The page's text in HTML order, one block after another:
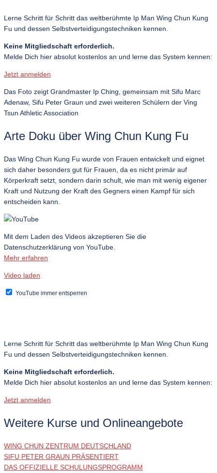
Lerne Schritt für Schritt das weltberühmte Ip Man Wing Chun Kung
Fu und dessen Selbstverteidigungstechniken kennen.
Keine Mitgliedschaft erforderlich.
Melde Dich hier absolut kostenlos an und lerne das System kennen:
Jetzt anmelden
Das Foto zeigt Grandmaster Ip Ching, gemeinsam mit Sifu Marc
Adenaw, Sifu Peter Graun und zwei weiteren Schülern der Ving
Tsun Athletic Association
Arte Doku über Wing Chun Kung Fu
Das Wing Chun Kung Fu wurde von Frauen entwickelt und eignet
sich daher besonders gut für Frauen, da es nicht primär auf
Körperkraft setzt, sondern darin schult, wie man mit wenig eigener
Kraft und Nutzung der Kraft des Gegners einen Kampf für sich
entscheiden kann.
Mit dem Laden des Videos akzeptieren Sie die
Datenschutzerklärung von YouTube.
Mehr erfahren
Video laden
YouTube immer entsperren
Lerne Schritt für Schritt das weltberühmte Ip Man Wing Chun Kung
Fu und dessen Selbstverteidigungstechniken kennen.
Keine Mitgliedschaft erforderlich.
Melde Dich hier absolut kostenlos an und lerne das System kennen:
Jetzt anmelden
Weitere Kurse und Onlineangebote
WING CHUN ZENTRUM DEUTSCHLAND
SIFU PETER GRAUN PRÄSENTIERT
DAS OFFIZIELLE SCHULUNGSPROGRAMM